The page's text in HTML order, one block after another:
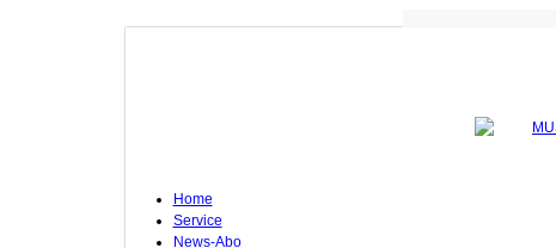
Home
Service
News-Abo